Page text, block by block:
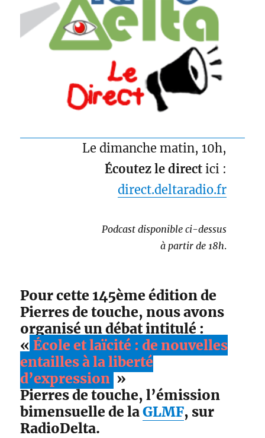
Le dimanche matin, 10h,
Écoutez le direct ici :
direct.deltaradio.fr
Podcast disponible ci-dessus
à partir de 18h.
Pour cette 145ème édition de
Pierres de touche, nous avons
organisé un débat intitulé :
« École et laïcité : de nouvelles
entailles à la liberté
d’expression »
Pierres de touche, l’émission
bimensuelle de laGLMF, sur
RadioDelta.